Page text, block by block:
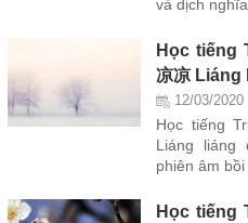
và dịch nghĩa
Học tiếng
凉凉 Liáng
12/03/2020
Học tiếng
Liáng liáng
phiên âm
Học tiếng